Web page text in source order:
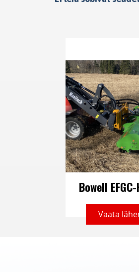
Bowell
Vaata